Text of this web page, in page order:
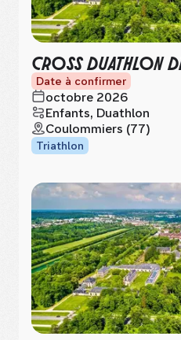
CROSS DUATHLON
Date à confirmer
octobre 2026
Enfants, Duathlon
Coulommiers (77)
Triathlon